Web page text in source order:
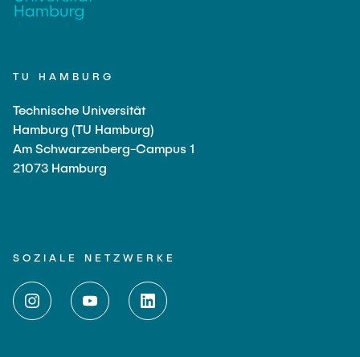
TU HAMBURG
Technische Universität
Hamburg (TU Hamburg)
Am Schwarzenberg-Campus 1
21073 Hamburg
SOZIALE NETZWERKE